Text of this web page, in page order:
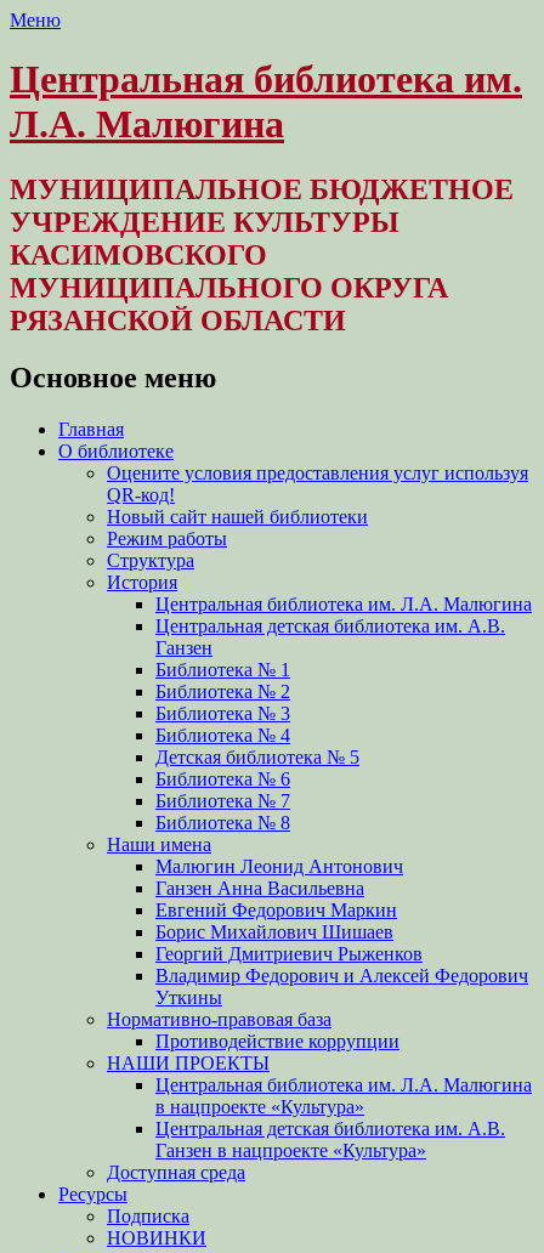
Меню
Центральная библиотека им.
Л.А. Малюгина
МУНИЦИПАЛЬНОЕ БЮДЖЕТНОЕ
УЧРЕЖДЕНИЕ КУЛЬТУРЫ
КАСИМОВСКОГО
МУНИЦИПАЛЬНОГО ОКРУГА
РЯЗАНСКОЙ ОБЛАСТИ
Основное меню
Перейти
содержимому
Главная
О библиотеке
Оцените условия предоставления услуг используя
QR-код!
Новый сайт нашей библиотеки
Режим работы
Структура
История
Центральная библиотека им. Л.А. Малюгина
Центральная детская библиотека им. А.В.
Ганзен
Библиотека № 1
Библиотека № 2
Библиотека № 3
Библиотека № 4
Детская библиотека № 5
Библиотека № 6
Библиотека № 7
Библиотека № 8
Наши имена
Малюгин Леонид Антонович
Ганзен Анна Васильевна
Евгений Федорович Маркин
Борис Михайлович Шишаев
Георгий Дмитриевич Рыженков
Владимир Федорович и Алексей Федорович
Уткины
Нормативно-правовая база
Противодействие коррупции
НАШИ ПРОЕКТЫ
Центральная библиотека им. Л.А. Малюгина
в нацпроекте «Культура»
Центральная детская библиотека им. А.В.
Ганзен в нацпроекте «Культура»
Доступная среда
Ресурсы
Подписка
НОВИНКИ